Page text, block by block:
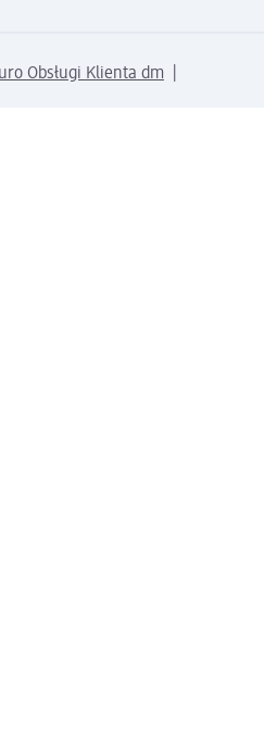
Obsługi Klienta dm